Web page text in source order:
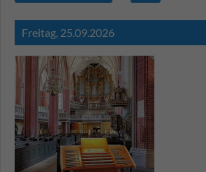
Freitag, 25.09.2026